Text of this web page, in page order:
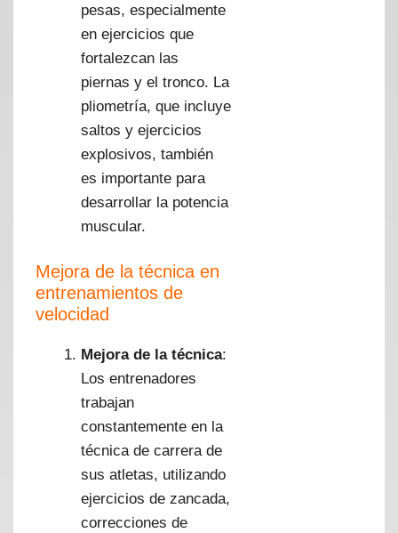
pesas, especialmente
en ejercicios que
fortalezcan las
piernas y el tronco. La
pliometría, que incluye
saltos y ejercicios
explosivos, también
es importante para
desarrollar la potencia
muscular.
Mejora de la técnica en
entrenamientos de
velocidad
Mejora de la técnica:
Los entrenadores
trabajan
constantemente en la
técnica de carrera de
sus atletas, utilizando
ejercicios de zancada,
correcciones de